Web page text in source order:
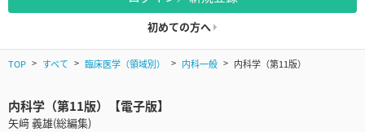
初めての方へ
TOP すべて 臨床医学（領域別） 内科一般 内科学（第11版）
内科学（第11版）【電子版】
矢﨑 義雄(総編集)